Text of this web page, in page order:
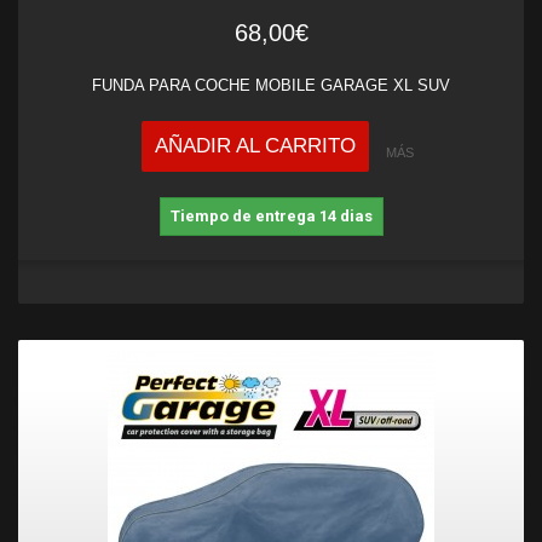
68,00€
FUNDA PARA COCHE MOBILE GARAGE XL SUV
AÑADIR AL CARRITO MÁS
Tiempo de entrega 14 dias